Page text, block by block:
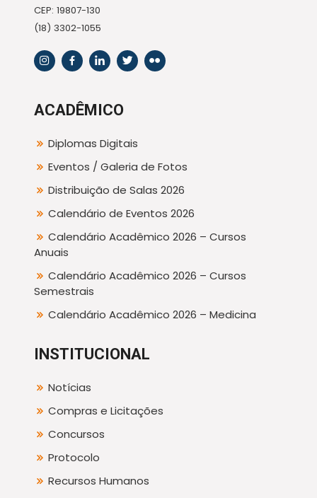
CEP: 19807-130
(18) 3302-1055
ACADÊMICO
Diplomas Digitais
Eventos / Galeria de Fotos
Distribuição de Salas 2026
Calendário de Eventos 2026
Calendário Acadêmico 2026 – Cursos
Anuais
Calendário Acadêmico 2026 – Cursos
Semestrais
Calendário Acadêmico 2026 – Medicina
INSTITUCIONAL
Notícias
Compras e Licitações
Concursos
Protocolo
Recursos Humanos